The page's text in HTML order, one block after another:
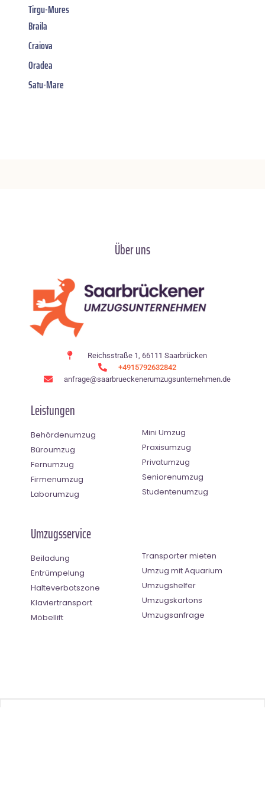
Tirgu-Mures
Braila
Craiova
Oradea
Satu-Mare
Über uns
Reichsstraße 1, 66111 Saarbrücken
+4915792632842
anfrage@saarbrueckenerumzugsunternehmen.de
Leistungen
Behördenumzug
Büroumzug
Fernumzug
Firmenumzug
Laborumzug
Mini Umzug
Praxisumzug
Privatumzug
Seniorenumzug
Studentenumzug
Umzugsservice
Beiladung
Entrümpelung
Halteverbotszone
Klaviertransport
Möbellift
Transporter mieten
Umzug mit Aquarium
Umzugshelfer
Umzugskartons
Umzugsanfrage